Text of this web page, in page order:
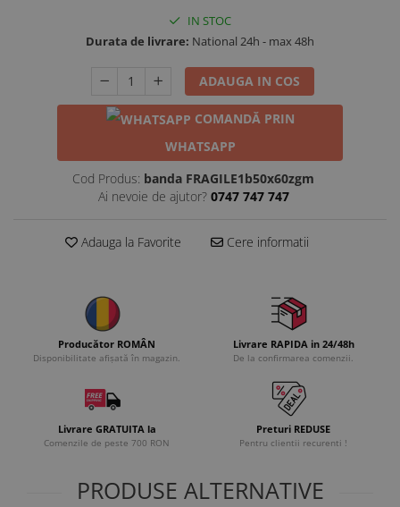
IN STOC
Durata de livrare: National 24h - max 48h
ADAUGA IN COS
COMANDĂ PRIN
WHATSAPP
Cod Produs: banda FRAGILE1b50x60zgm
Ai nevoie de ajutor? 0747 747 747
Adauga la Favorite Cere informatii
Producător ROMÂN
Disponibilitate afișată în magazin.
Livrare RAPIDA in 24/48h
De la confirmarea comenzii.
Livrare GRATUITA la
Comenzile de peste 700 RON
Preturi REDUSE
Pentru clientii recurenti !
PRODUSE ALTERNATIVE